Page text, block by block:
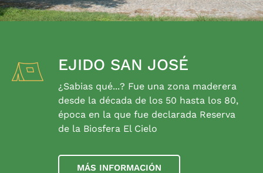
EJIDO SAN JOSÉ
¿Sabias qué...? Fue una zona maderera
desde la década de los 50 hasta los 80,
época en la que fue declarada Reserva
de la Biosfera El Cielo
MÁS INFORMACIÓN